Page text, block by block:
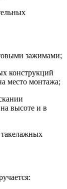
зажимами;
конструкций
место монтажа;
высоте и в